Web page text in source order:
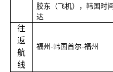
胶东（飞机），韩国时间
达
往
返
航
线
福州 -韩国首尔-福州